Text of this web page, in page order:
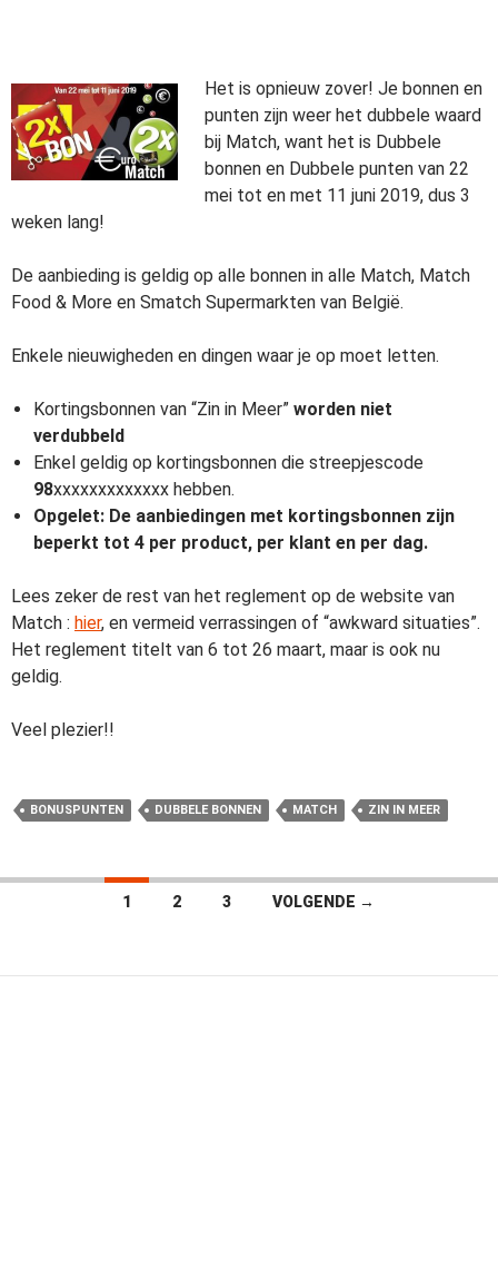
Het is opnieuw zover! Je bonnen en
punten zijn weer het dubbele waard
bij Match, want het is Dubbele
bonnen en Dubbele punten van 22
mei tot en met 11 juni 2019, dus 3
weken lang!
De aanbieding is geldig op alle bonnen in alle Match, Match
Food & More en Smatch Supermarkten van België.
Enkele nieuwigheden en dingen waar je op moet letten.
Kortingsbonnen van “Zin in Meer” worden niet
verdubbeld
Enkel geldig op kortingsbonnen die streepjescode
98xxxxxxxxxxxxx hebben.
Opgelet: De aanbiedingen met kortingsbonnen zijn
beperkt tot 4 per product, per klant en per dag.
Lees zeker de rest van het reglement op de website van
Match : hier, en vermeid verrassingen of “awkward situaties”.
Het reglement titelt van 6 tot 26 maart, maar is ook nu
geldig.
Veel plezier!!
BONUSPUNTEN DUBBELE BONNEN MATCH ZIN IN MEER
Berichten1 2 3 VOLGENDE →